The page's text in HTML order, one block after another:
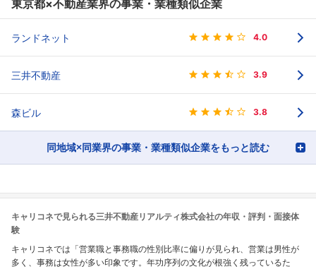
東京都×不動産業界の事業・業種類似企業
ランドネット 4.0
三井不動産 3.9
森ビル 3.8
同地域×同業界の事業・業種類似企業をもっと読む
キャリコネで見られる三井不動産リアルティ株式会社の年収・評判・面接体
験
キャリコネでは「営業職と事務職の性別比率に偏りが見られ、営業は男性が
多く、事務は女性が多い印象です。年功序列の文化が根強く残っているた